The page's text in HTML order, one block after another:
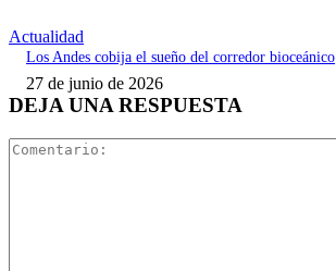
Actualidad
Los Andes cobija el sueño del corredor bioceánico
27 de junio de 2026
DEJA UNA RESPUESTA